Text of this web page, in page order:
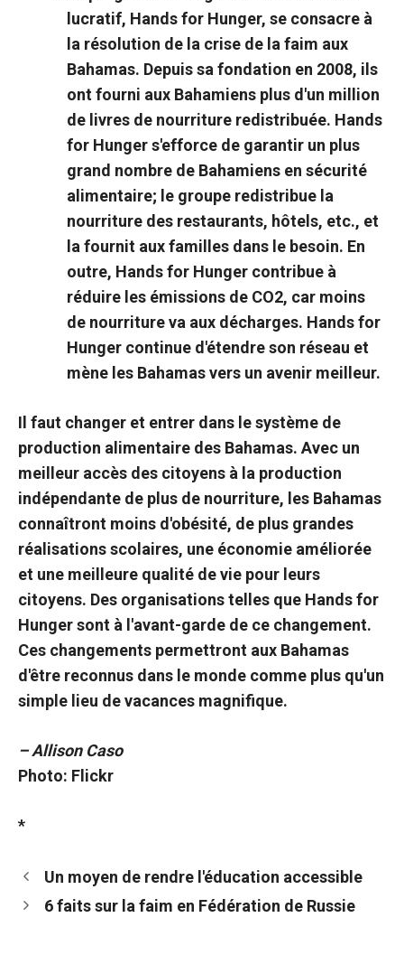
lucratif, Hands for Hunger, se consacre à
la résolution de la crise de la faim aux
Bahamas. Depuis sa fondation en 2008, ils
ont fourni aux Bahamiens plus d'un million
de livres de nourriture redistribuée. Hands
for Hunger s'efforce de garantir un plus
grand nombre de Bahamiens en sécurité
alimentaire; le groupe redistribue la
nourriture des restaurants, hôtels, etc., et
la fournit aux familles dans le besoin. En
outre, Hands for Hunger contribue à
réduire les émissions de CO2, car moins
de nourriture va aux décharges. Hands for
Hunger continue d'étendre son réseau et
mène les Bahamas vers un avenir meilleur.
Il faut changer et entrer dans le système de
production alimentaire des Bahamas. Avec un
meilleur accès des citoyens à la production
indépendante de plus de nourriture, les Bahamas
connaîtront moins d'obésité, de plus grandes
réalisations scolaires, une économie améliorée
et une meilleure qualité de vie pour leurs
citoyens. Des organisations telles que Hands for
Hunger sont à l'avant-garde de ce changement.
Ces changements permettront aux Bahamas
d'être reconnus dans le monde comme plus qu'un
simple lieu de vacances magnifique.
– Allison Caso
Photo: Flickr
*
Un moyen de rendre l'éducation accessible
6 faits sur la faim en Fédération de Russie